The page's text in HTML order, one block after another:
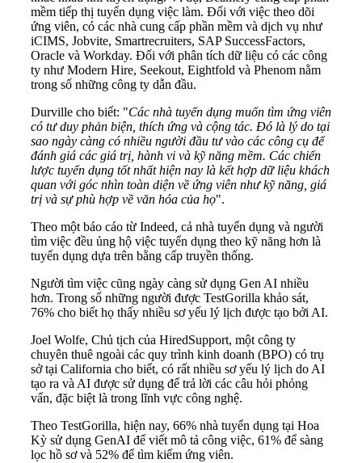
mềm tiếp thị tuyển dụng việc làm. Đối với việc theo dõi
ứng viên, có các nhà cung cấp phần mềm và dịch vụ như
iCIMS, Jobvite, Smartrecruiters, SAP SuccessFactors,
Oracle và Workday. Đối với phân tích dữ liệu có các công
ty như Modern Hire, Seekout, Eightfold và Phenom nằm
trong số những công ty dẫn đầu.
Durville cho biết: "Các nhà tuyển dụng muốn tìm ứng viên
có tư duy phản biện, thích ứng và cộng tác. Đó là lý do tại
sao ngày càng có nhiều người đầu tư vào các công cụ để
đánh giá các giá trị, hành vi và kỹ năng mềm. Các chiến
lược tuyển dụng tốt nhất hiện nay là kết hợp dữ liệu khách
quan với góc nhìn toàn diện về ứng viên như kỹ năng, giá
trị và sự phù hợp về văn hóa của họ".
Theo một báo cáo từ Indeed, cả nhà tuyển dụng và người
tìm việc đều ủng hộ việc tuyển dụng theo kỹ năng hơn là
tuyển dụng dựa trên bằng cấp truyền thống.
Người tìm việc cũng ngày càng sử dụng Gen AI nhiều
hơn. Trong số những người được TestGorilla khảo sát,
76% cho biết họ thấy nhiều sơ yếu lý lịch được tạo bởi AI.
Joel Wolfe, Chủ tịch của HiredSupport, một công ty
chuyên thuê ngoài các quy trình kinh doanh (BPO) có trụ
sở tại California cho biết, có rất nhiều sơ yếu lý lịch do AI
tạo ra và AI được sử dụng để trả lời các câu hỏi phỏng
vấn, đặc biệt là trong lĩnh vực công nghệ.
Theo TestGorilla, hiện nay, 66% nhà tuyển dụng tại Hoa
Kỳ sử dụng GenAI để viết mô tả công việc, 61% để sàng
lọc hồ sơ và 52% để tìm kiếm ứng viên.